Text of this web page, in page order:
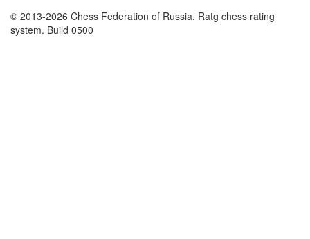
© 2013-2026 Chess Federation of Russia. Ratg chess rating
system. Build 0500